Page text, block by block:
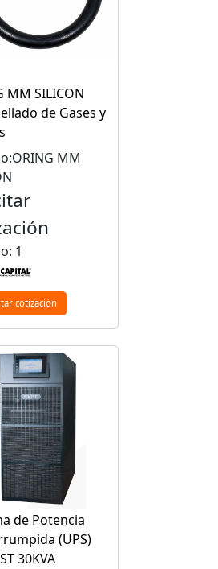
MM SILICON
de Gases y
MM
1
cotización
de Potencia
(UPS)
30KVA